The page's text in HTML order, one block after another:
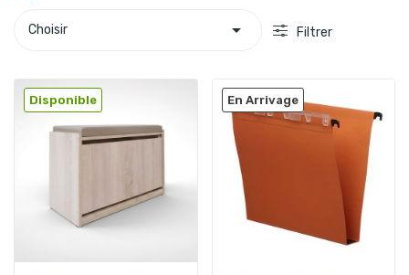
Choisir  Filtrer
Disponible En Arrivage